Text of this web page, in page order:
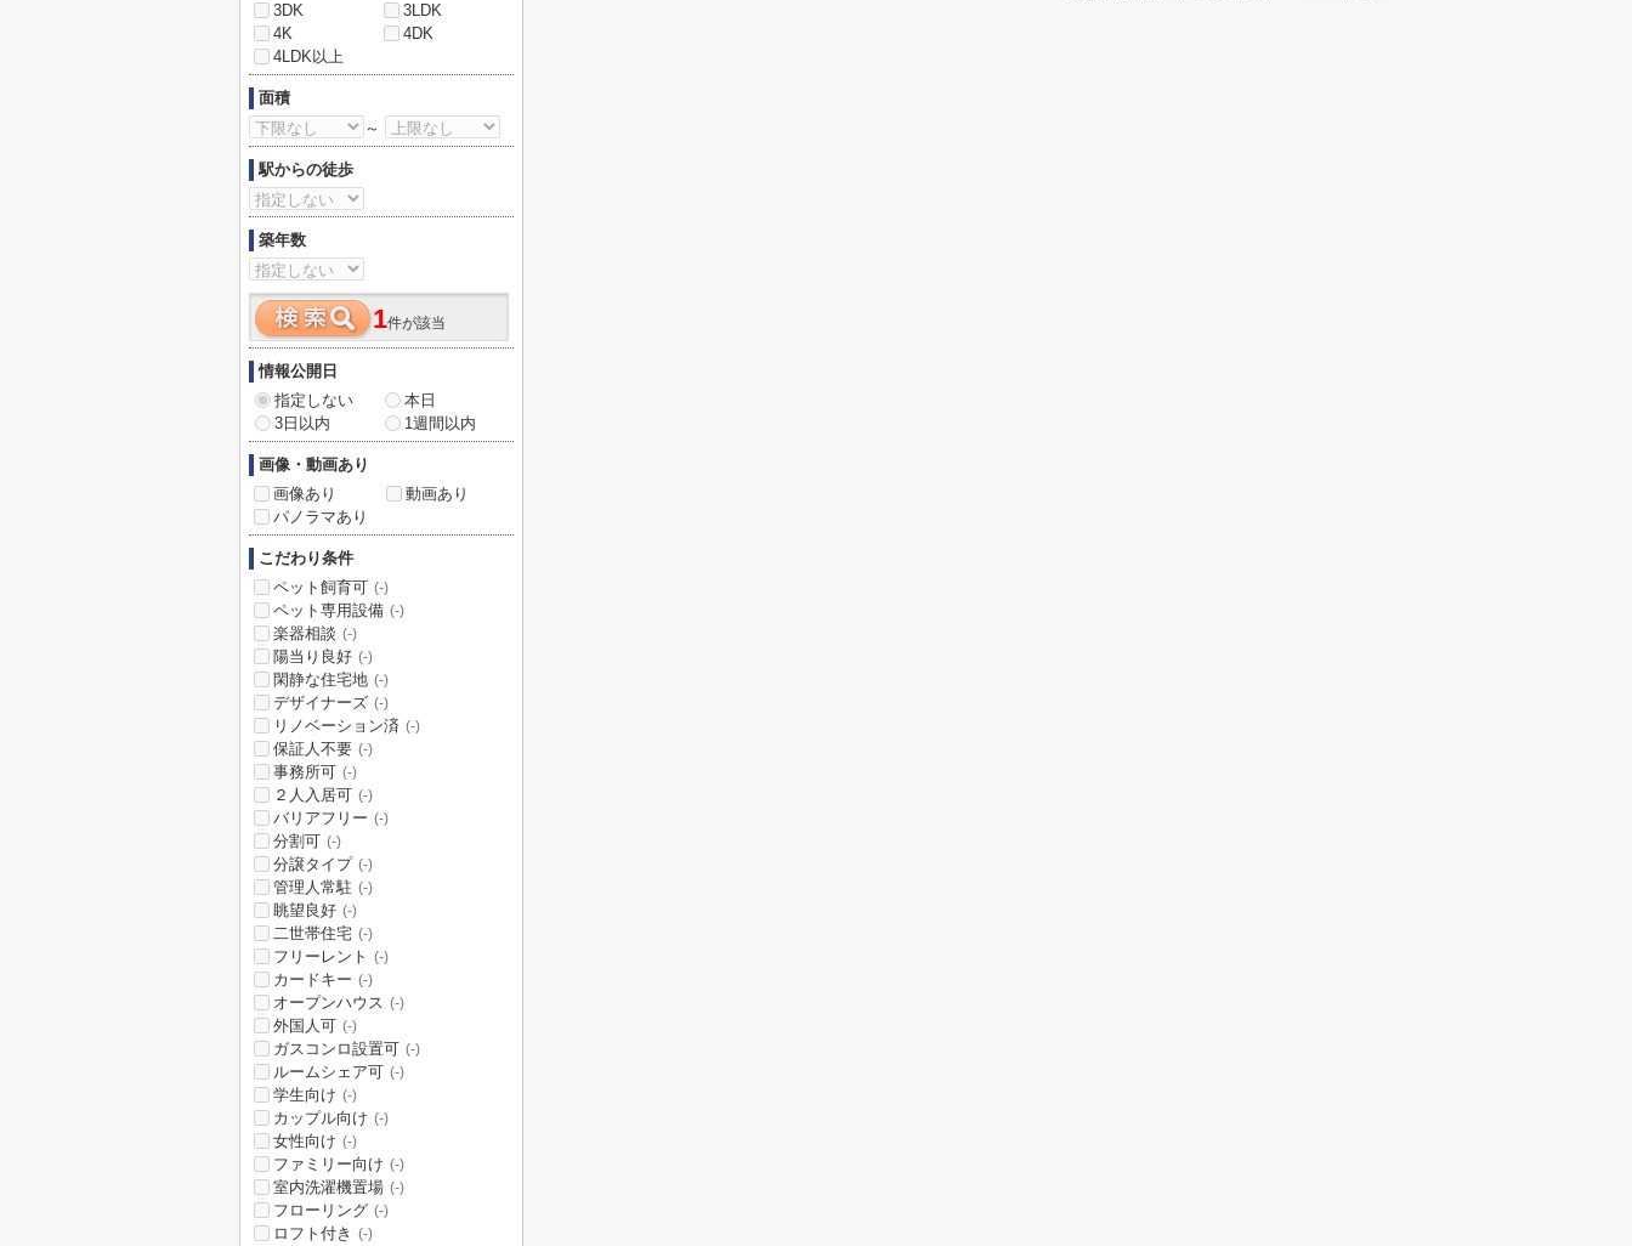
3DK
3LDK
4K
4DK
4LDK以上
面積
～
駅からの徒歩
築年数
1件が該当
情報公開日
指定しない
本日
3日以内
1週間以内
画像・動画あり
画像あり
動画あり
パノラマあり
こだわり条件
ペット飼育可 (-)
ペット専用設備 (-)
楽器相談 (-)
陽当り良好 (-)
閑静な住宅地 (-)
デザイナーズ (-)
リノベーション済 (-)
保証人不要 (-)
事務所可 (-)
２人入居可 (-)
バリアフリー (-)
分割可 (-)
分譲タイプ (-)
管理人常駐 (-)
眺望良好 (-)
二世帯住宅 (-)
フリーレント (-)
カードキー (-)
オープンハウス (-)
外国人可 (-)
ガスコンロ設置可 (-)
ルームシェア可 (-)
学生向け (-)
カップル向け (-)
女性向け (-)
ファミリー向け (-)
室内洗濯機置場 (-)
フローリング (-)
ロフト付き (-)